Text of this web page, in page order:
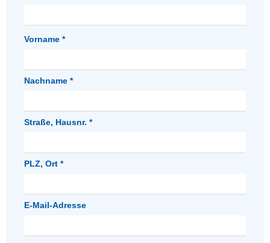
Vorname *
Nachname *
Straße, Hausnr. *
PLZ, Ort *
E-Mail-Adresse